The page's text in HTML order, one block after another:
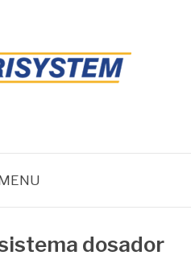
dosador